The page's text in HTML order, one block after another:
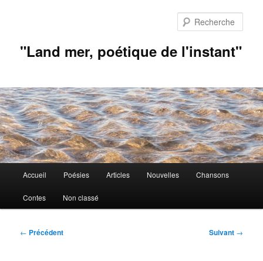
"Land mer, poétique de l'instant"
principal
Accueil Poésies Articles Nouvelles Chansons
Contes Non classé
Navigation
← Précédent Suivant →